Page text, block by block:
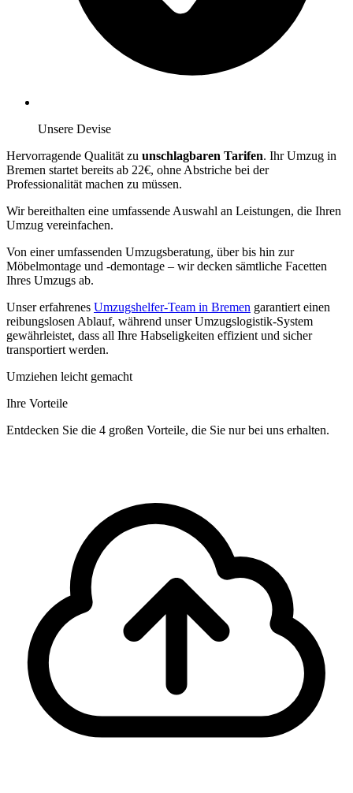
Unsere Devise
Hervorragende Qualität zu unschlagbaren Tarifen. Ihr Umzug in
Bremen startet bereits ab 22€, ohne Abstriche bei der
Professionalität machen zu müssen.
Wir bereithalten eine umfassende Auswahl an Leistungen, die Ihren
Umzug vereinfachen.
Von einer umfassenden Umzugsberatung, überbis hin zur
Möbelmontage und -demontage – wir decken sämtliche Facetten
Ihres Umzugs ab.
Unser erfahrenes Umzugshelfer-Team in Bremen garantiert einen
reibungslosen Ablauf, während unser Umzugslogistik-System
gewährleistet, dass all Ihre Habseligkeiten effizient und sicher
transportiert werden.
Umziehen leicht gemacht
Ihre Vorteile
Entdecken Sie die 4 großen Vorteile, die Sie nur bei uns erhalten.